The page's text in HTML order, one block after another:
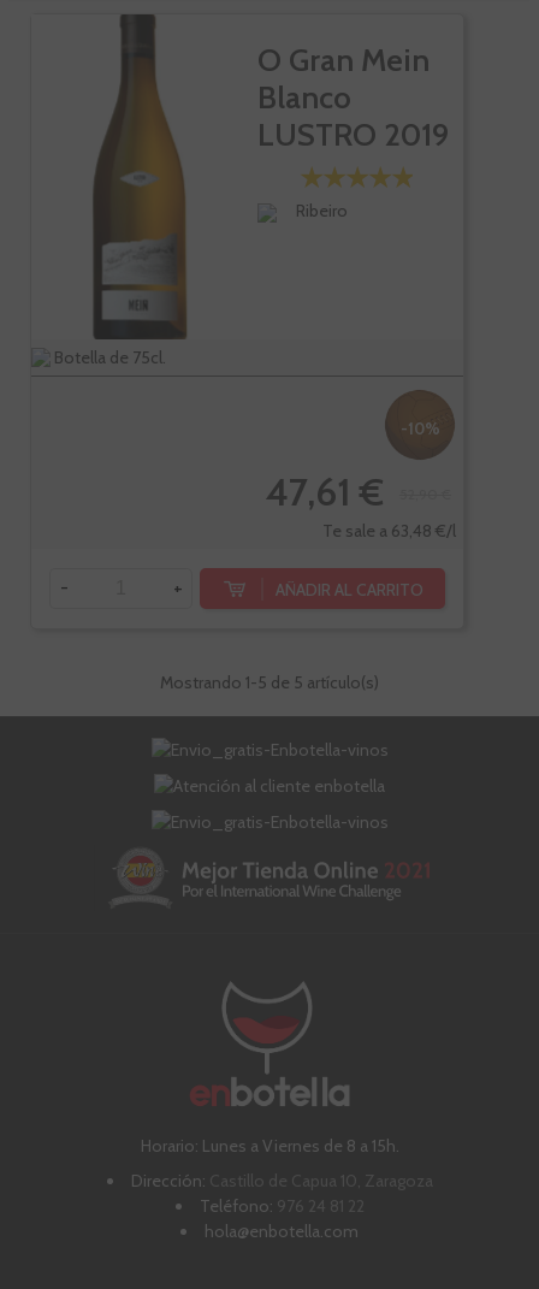
O Gran Mein
Blanco
LUSTRO 2019
Ribeiro
Botella de 75cl.
-10%
47,61 €
Te sale a 63,48 €/l
- + AÑADIR AL CARRITO
Mostrando 1-5 de 5 artículo(s)
Horario: Lunes a Viernes de 8 a 15h.
Dirección: Castillo de Capua 10, Zaragoza
Teléfono: 976 24 81 22
hola@enbotella.com